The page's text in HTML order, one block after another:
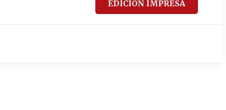
EDICIÓN IMPRESA